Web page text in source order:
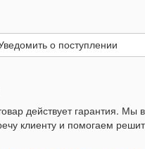
о поступлении
действует гарантия. Мы
клиенту и помогаем